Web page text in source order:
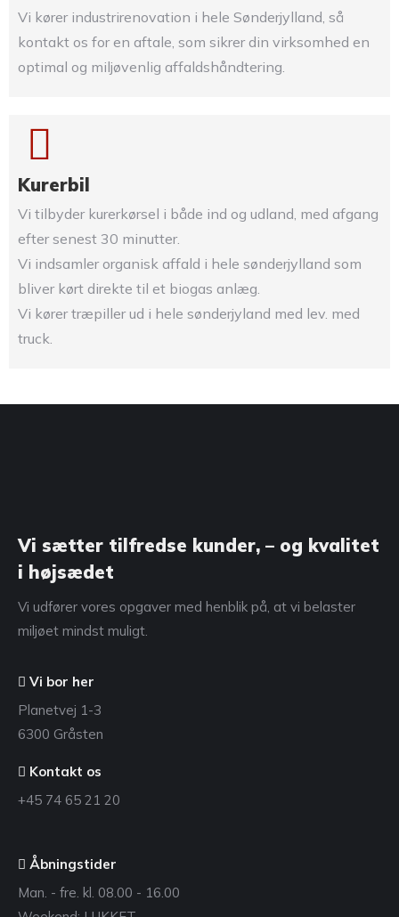
Vi kører industrirenovation i hele Sønderjylland, så
kontakt os for en aftale, som sikrer din virksomhed en
optimal og miljøvenlig affaldshåndtering.
Kurerbil
Vi tilbyder kurerkørsel i både ind og udland, med afgang
efter senest 30 minutter.
Vi indsamler organisk affald i hele sønderjylland som
bliver kørt direkte til et biogas anlæg.
Vi kører træpiller ud i hele sønderjyland med lev. med
truck.
Vi sætter tilfredse kunder, – og kvalitet
i højsædet
Vi udfører vores opgaver med henblik på, at vi belaster
miljøet mindst muligt.
Vi bor her
Planetvej 1-3
6300 Gråsten
Kontakt os
+45 74 65 21 20
Åbningstider
Man. - fre. kl. 08.00 - 16.00